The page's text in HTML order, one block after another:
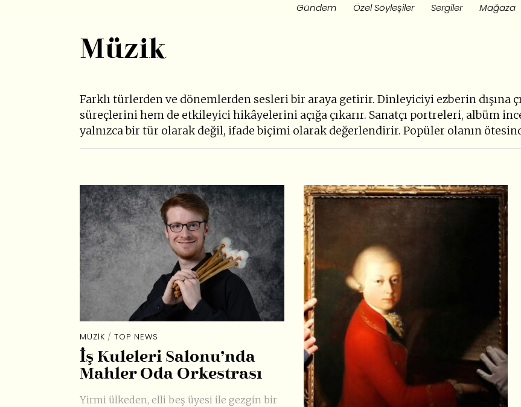
Gündem
Özel Söyleşiler Sergiler Mağaza
Müzik
Farklı türlerden ve dönemlerden sesleri bir araya getirir. Dinleyiciyi ezberin dışına
süreçlerini hem de etkileyici hikâyelerini açığa çıkarır. Sanatçı portreleri, albüm
yalnızca bir tür olarak değil, ifade biçimi olarak değerlendirir. Popüler olanın
MÜZIK / TOP NEWS
İş Kuleleri Salonu’nda
Mahler Oda Orkestrası
Yirmi ülkeden, elli beş üyesi ile gezgin bir